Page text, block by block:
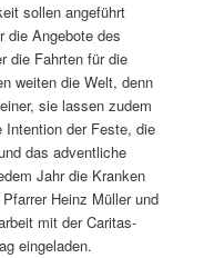
sollen angeführt
die Angebote des
die Fahrten für die
weiten die Welt, denn
sie lassen zudem
der Feste, die
das adventliche
Jahr die Kranken
Heinz Müller und
mit der Caritas-
eingeladen.